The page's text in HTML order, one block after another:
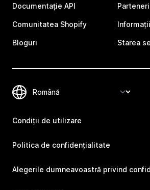
Documentație API
Comunitatea Shopify
Bloguri
Parteneri
Starea
Condiții de utilizare
Politica de confidențialitate
Alegerile dumneavoastră privind